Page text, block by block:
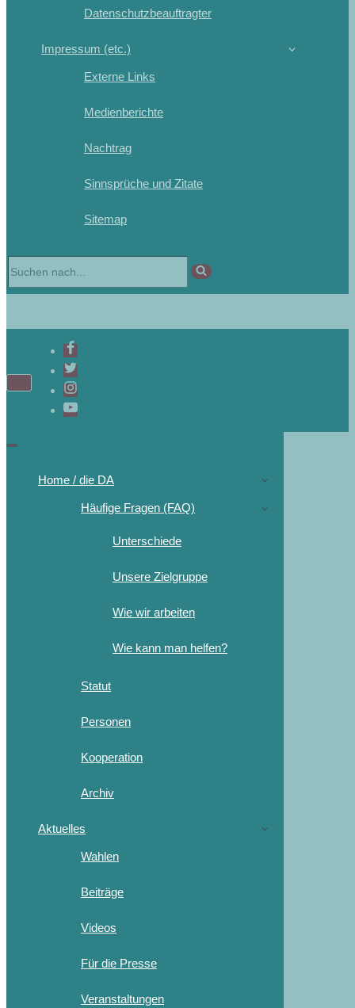
Datenschutzbeauftragter
Impressum (etc.)
Externe Links
Medienberichte
Nachtrag
Sinnsprüche und Zitate
Sitemap
Home / die DA
Häufige Fragen (FAQ)
Unterschiede
Unsere Zielgruppe
Wie wir arbeiten
Wie kann man helfen?
Statut
Personen
Kooperation
Archiv
Aktuelles
Wahlen
Beiträge
Videos
Für die Presse
Veranstaltungen